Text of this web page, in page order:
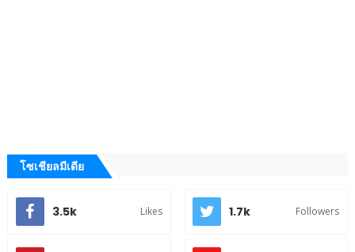
โซเชียลมีเดีย
3.5k Likes 1.7k Followers